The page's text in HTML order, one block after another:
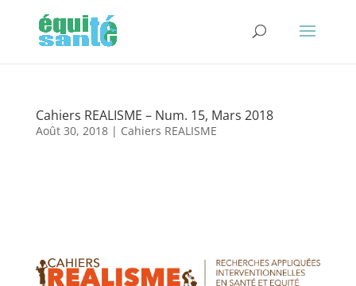
Cahiers REALISME – Num. 15, Mars 2018
Août 30, 2018| Cahiers REALISME